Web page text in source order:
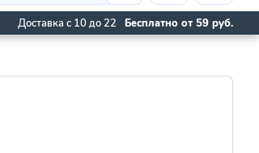
Доставка с 10 до 22 Бесплатно от 59 руб.